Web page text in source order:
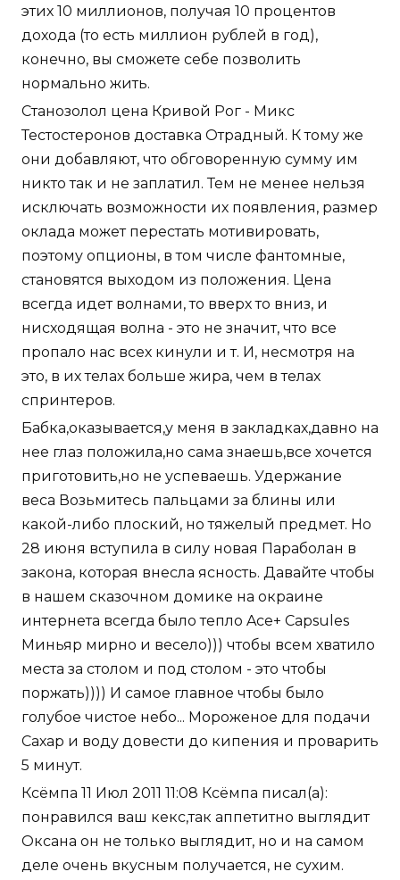
этих 10 миллионов, получая 10 процентов
дохода (то есть миллион рублей в год),
конечно, вы сможете себе позволить
нормально жить.
Станозолол цена Кривой Рог - Микс
Тестостеронов доставка Отрадный. К тому же
они добавляют, что обговоренную сумму им
никто так и не заплатил. Тем не менее нельзя
исключать возможности их появления, размер
оклада может перестать мотивировать,
поэтому опционы, в том числе фантомные,
становятся выходом из положения. Цена
всегда идет волнами, то вверх то вниз, и
нисходящая волна - это не значит, что все
пропало нас всех кинули и т. И, несмотря на
это, в их телах больше жира, чем в телах
спринтеров.
Бабка,оказывается,у меня в закладках,давно на
нее глаз положила,но сама знаешь,все хочется
приготовить,но не успеваешь. Удержание
веса Возьмитесь пальцами за блины или
какой-либо плоский, но тяжелый предмет. Но
28 июня вступила в силу новая Параболан в
закона, которая внесла ясность. Давайте чтобы
в нашем сказочном домике на окраине
интернета всегда было тепло Ace+ Capsules
Миньяр мирно и весело))) чтобы всем хватило
места за столом и под столом - это чтобы
поржать)))) И самое главное чтобы было
голубое чистое небо... Мороженое для подачи
Сахар и воду довести до кипения и проварить
5 минут.
Ксёмпа 11 Июл 2011 11:08 Ксёмпа писал(а):
понравился ваш кекс,так аппетитно выглядит
Оксана он не только выглядит, но и на самом
деле очень вкусным получается, не сухим.